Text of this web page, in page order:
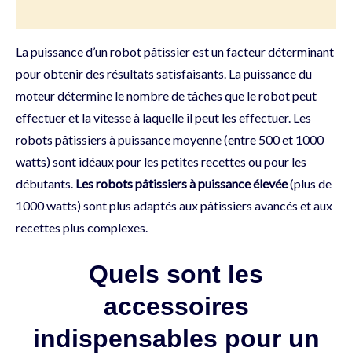
La puissance d’un robot pâtissier est un facteur déterminant
pour obtenir des résultats satisfaisants. La puissance du
moteur détermine le nombre de tâches que le robot peut
effectuer et la vitesse à laquelle il peut les effectuer. Les
robots pâtissiers à puissance moyenne (entre 500 et 1000
watts) sont idéaux pour les petites recettes ou pour les
débutants. Les robots pâtissiers à puissance élevée(plus de
1000 watts) sont plus adaptés aux pâtissiers avancés et aux
recettes plus complexes.
Quels sont les
accessoires
indispensables pour un